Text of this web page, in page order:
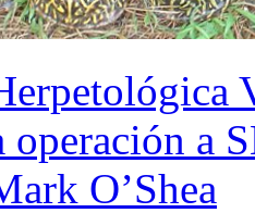
operación a
O’Shea